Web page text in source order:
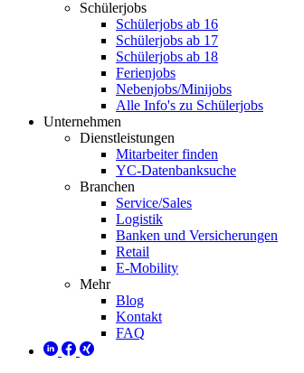
Schülerjobs
Schülerjobs ab 16
Schülerjobs ab 17
Schülerjobs ab 18
Ferienjobs
Nebenjobs/Minijobs
Alle Info's zu Schülerjobs
Unternehmen
Dienstleistungen
Mitarbeiter finden
YC-Datenbanksuche
Branchen
Service/Sales
Logistik
Banken und Versicherungen
Retail
E-Mobility
Mehr
Blog
Kontakt
FAQ